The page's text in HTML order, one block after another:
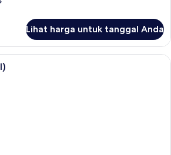
Lihat harga untuk tanggal Anda
Kabin (Historic McGill) | Setrika/